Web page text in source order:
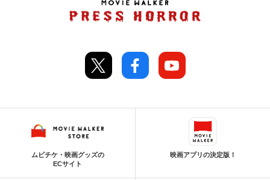
ムビチケ・映画グッズの
ECサイト
映画アプリの決定版！